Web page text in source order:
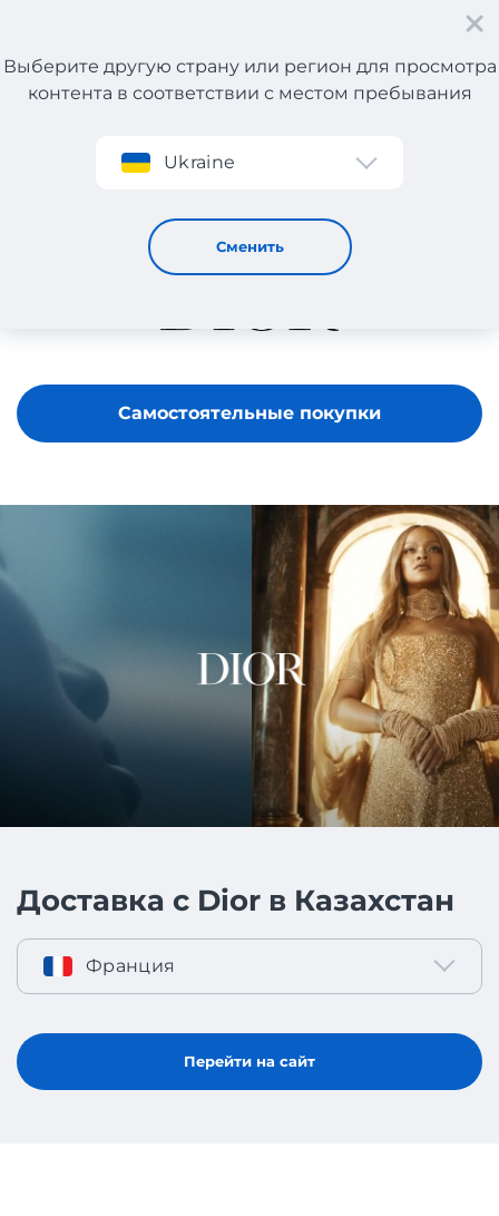
Регистрация
Выберите другую страну или регион для просмотра
контента в соответствии с местом пребывания
Ukraine
Сменить
Самостоятельные покупки
Доставка с Dior в Казахстан
Франция
Перейти на сайт